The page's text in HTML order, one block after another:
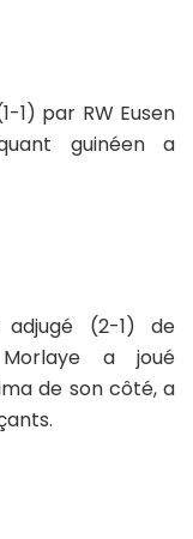
1) par RW Eusen
guinéen a
adjugé (2-1) de
Morlaye a joué
de son côté, a